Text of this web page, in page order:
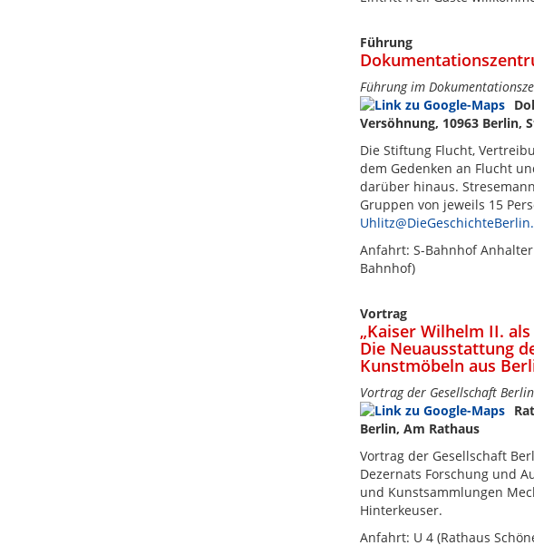
Führung
Führung im
Versöhnung, 10963 Berlin,
Die Stiftung Flucht,
dem Gedenken an Flucht
darüber hinaus.
Gruppen von jeweils 15
Anfahrt: S-Bahnhof
Bahnhof)
Vortrag
„Kaiser Wilhelm II.
Die Neuausstattung
Kunstmöbeln aus
Vortrag der Gesellschaft
Berlin, Am Rathaus
Vortrag der Gesellschaft
Dezernats Forschung und
und Kunstsammlungen
Hinterkeuser.
Anfahrt: U 4 (Rathaus